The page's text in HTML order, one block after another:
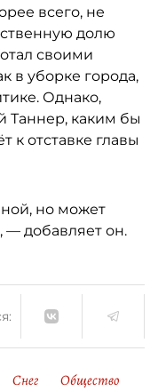
всего, не
долю
своими
в уборке города,
Однако,
Таннер, каким бы
к отставке главы
но может
— добавляет он.
Снег
Общество